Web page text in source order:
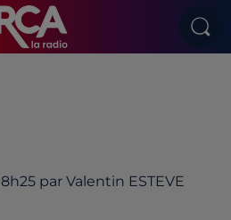
par Valentin ESTEVE